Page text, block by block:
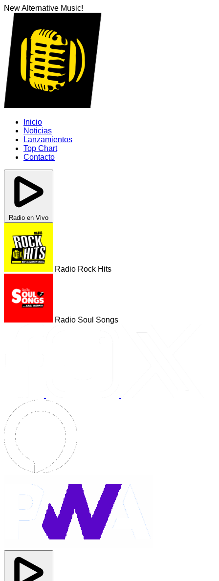
New Alternative Music!
Inicio
Noticias
Lanzamientos
Top Chart
Contacto
Radio en Vivo
Radio Rock Hits
Radio Soul Songs